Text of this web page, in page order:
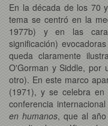
En la década de los 70
tema se centró en la
1977b) y en las
significación)
queda claramente
O'Gorman y Siddle, por
otro). En este marco
(1971), y se celebra en
conferencia
en humanos, que al